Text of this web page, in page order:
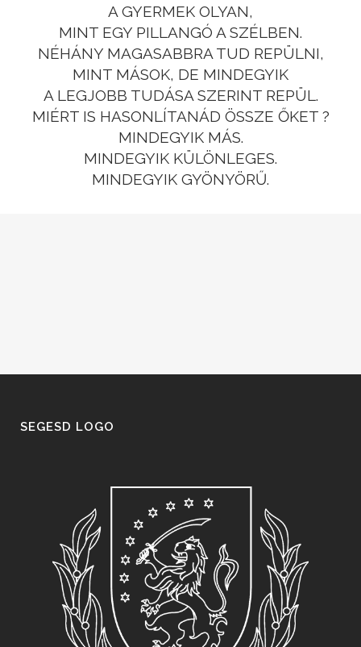
A GYERMEK OLYAN,
MINT EGY PILLANGÓ A SZÉLBEN.
NÉHÁNY MAGASABBRA TUD REPÜLNI,
MINT MÁSOK, DE MINDEGYIK
A LEGJOBB TUDÁSA SZERINT REPÜL.
MIÉRT IS HASONLÍTANÁD ÖSSZE ŐKET ?
MINDEGYIK MÁS.
MINDEGYIK KÜLÖNLEGES.
MINDEGYIK GYÖNYÖRŰ.
SEGESD LOGO